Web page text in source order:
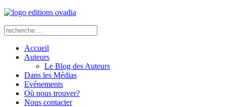
Accueil
Auteurs
Le Blog des Auteurs
Dans les Médias
Evénements
Où nous trouver?
Nous contacter